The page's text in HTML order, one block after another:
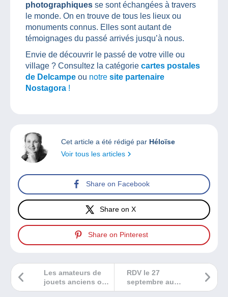
photographiques se sont échangées à travers
le monde. On en trouve de tous les lieux ou
monuments connus. Elles sont autant de
témoignages du passé arrivés jusqu’à nous.
Envie de découvrir le passé de votre ville ou
village ? Consultez la catégorie cartes postales
de Delcampe ou notre site partenaire
Nostagora !
Cet article a été rédigé par Héloïse
Voir tous les articles
Share on Facebook
Share on X
Share on Pinterest
RDV le 27
septembre au
salon de
Les amateurs de
jouets anciens ont
rendez-vous au